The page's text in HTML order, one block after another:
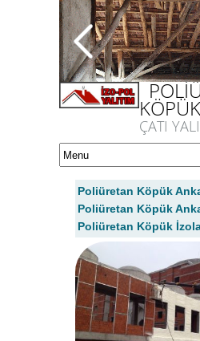
ÇATI
Poliüretan Köpük
Poliüretan Köpük
Poliüretan Köpük